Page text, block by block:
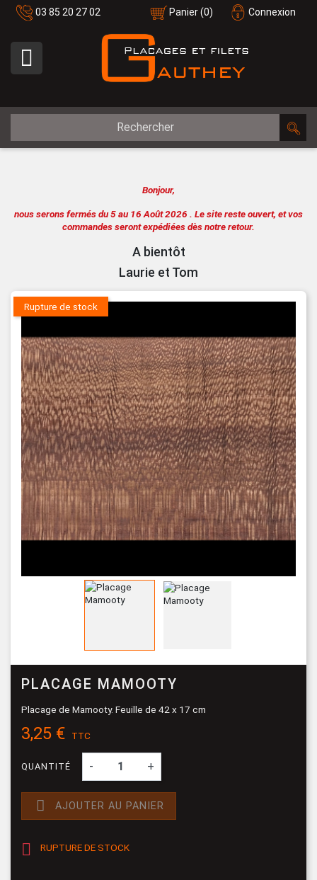
03 85 20 27 02 Connexion
Panier(0)

Bonjour,
nous serons fermés du 5 au 16 Août 2026 . Le site reste ouvert, et vos
commandes seront expédiées dès notre retour.
A bientôt
Laurie et Tom
Rupture de stock
PLACAGE MAMOOTY
Placage de Mamooty. Feuille de 42 x 17 cm
3,25 € TTC
QUANTITÉ - +
 AJOUTER AU PANIER
 RUPTURE DE STOCK